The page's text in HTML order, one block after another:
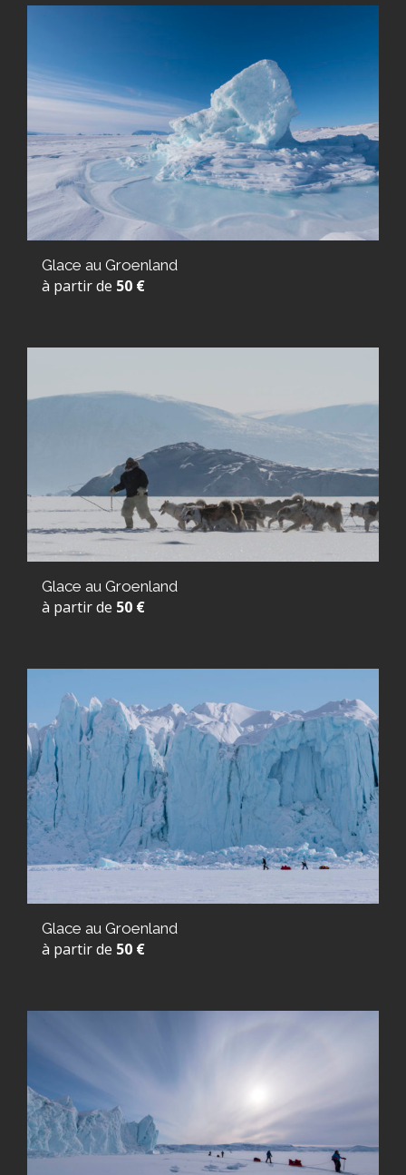
Glace au Groenland
à partir de 50 €
Glace au Groenland
à partir de 50 €
Glace au Groenland
à partir de 50 €